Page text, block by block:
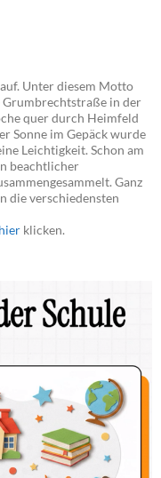
Unter diesem Motto
Grumbrechtstraße in der
quer durch Heimfeld
Sonne im Gepäck wurde
Leichtigkeit. Schon am
beachtlicher
Ganz
die verschiedensten
hier klicken.